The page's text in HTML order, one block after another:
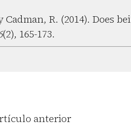
Cadman, R. (2014). Does
(2), 165-173.
anterior